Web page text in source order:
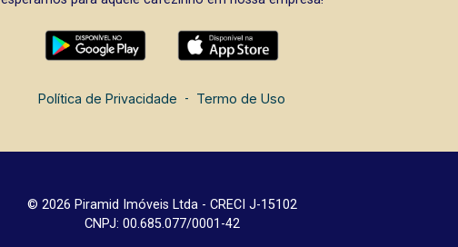
Política de Privacidade - Termo de Uso
© 2026 Piramid Imóveis Ltda - CRECI J-15102
CNPJ: 00.685.077/0001-42